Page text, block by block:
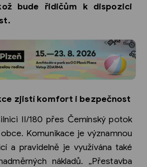
bude řidičům k dispozici
zjistí komfort i bezpečnost
II/180 přes Čemínský potok
Komunikace je významnou
a pravidelně je využívána také
nákladů. „Přestavba